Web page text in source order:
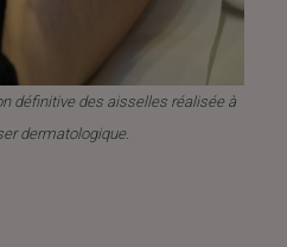
définitive des aisselles réalisée à
dermatologique.